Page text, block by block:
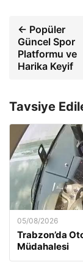
← Popüler
Güncel Spor
Platformu ve
Harika Keyif
Tavsiye
05/08/2026
Trabzon’da
Müdahalesi